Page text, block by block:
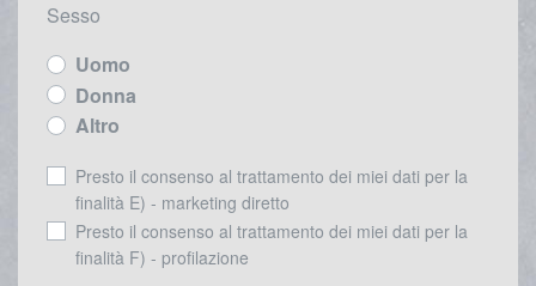
Sesso
Uomo
Donna
Altro
Presto il consenso al trattamento dei miei dati per la
finalità E) - marketing diretto
Presto il consenso al trattamento dei miei dati per la
finalità F) - profilazione